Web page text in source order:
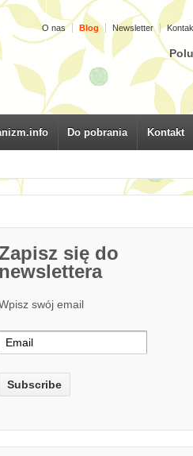
O nas Blog Newsletter
Do pobrania Kontakt
się do
newslettera
swój email